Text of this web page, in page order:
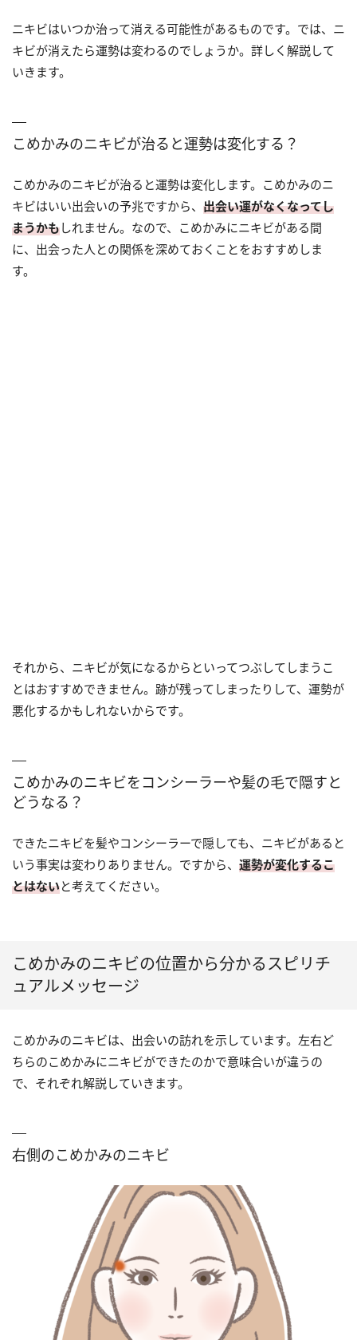
ニキビはいつか治って消える可能性があるものです。では、ニ
キビが消えたら運勢は変わるのでしょうか。詳しく解説して
いきます。
こめかみのニキビが治ると運勢は変化する？
こめかみのニキビが治ると運勢は変化します。こめかみのニ
キビはいい出会いの予兆ですから、 出会い運がなくなってし
まうかもしれません。なので、こめかみにニキビがある間
に、出会った人との関係を深めておくことをおすすめしま
す。
それから、ニキビが気になるからといってつぶしてしまうこ
とはおすすめできません。跡が残ってしまったりして、運勢が
悪化するかもしれないからです。
こめかみのニキビをコンシーラーや髪の毛で隠すと
どうなる？
できたニキビを髪やコンシーラーで隠しても、ニキビがあると
いう事実は変わりありません。ですから、 運勢が変化するこ
とはないと考えてください。
こめかみのニキビの位置から分かるスピリチ
ュアルメッセージ
こめかみのニキビは、出会いの訪れを示しています。左右ど
ちらのこめかみにニキビができたのかで意味合いが違うの
で、それぞれ解説していきます。
右側のこめかみのニキビ